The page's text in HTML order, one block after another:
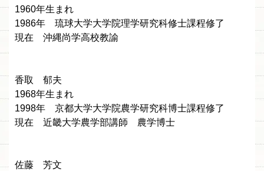
1960年生まれ
1986年 琉球大学大学院理学研究科修士課程修了
現在 沖縄尚学高校教諭
香取 郁夫
1968年生まれ
1998年 京都大学大学院農学研究科博士課程修了
現在 近畿大学農学部講師 農学博士
佐藤 芳文